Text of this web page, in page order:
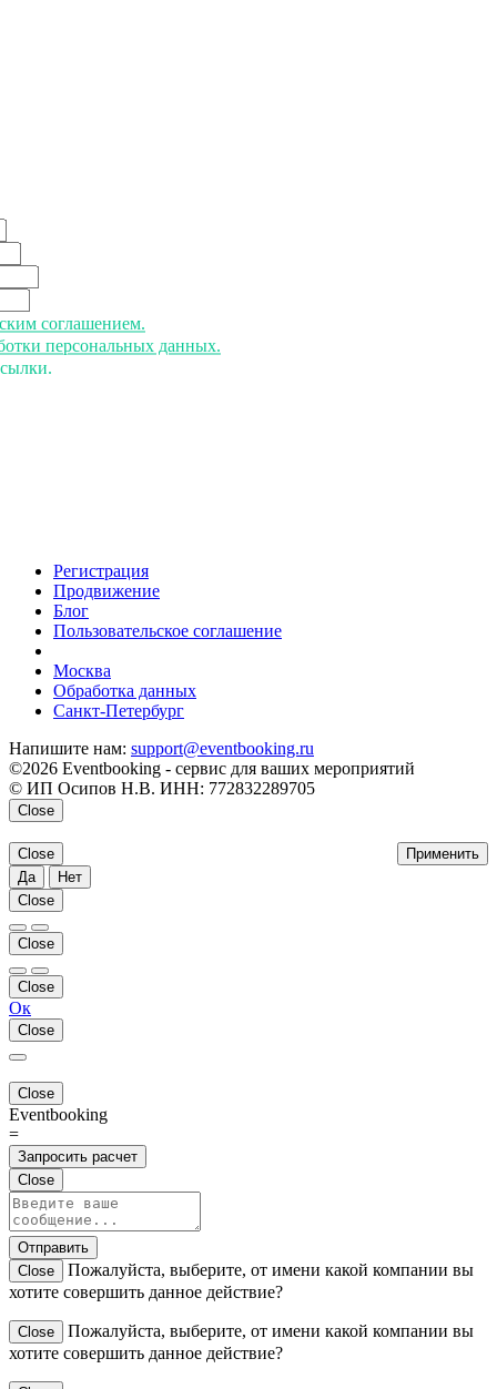
соглашением.
персональных данных.
Регистрация
Продвижение
Блог
Пользовательское соглашение
Москва
Обработка данных
Санкт-Петербург
Напишите нам: support@eventbooking.ru
©2026 Eventbooking - сервис для ваших мероприятий
© ИП Осипов Н.В. ИНН: 772832289705
Close
Применить
Close
Да
Нет
Close
Close
Close
Ок
Close
Close
Eventbooking
=
Запросить расчет
Close
Отправить
Close
Пожалуйста, выберите, от имени какой компании вы
хотите совершить данное действие?
Close
Пожалуйста, выберите, от имени какой компании вы
хотите совершить данное действие?